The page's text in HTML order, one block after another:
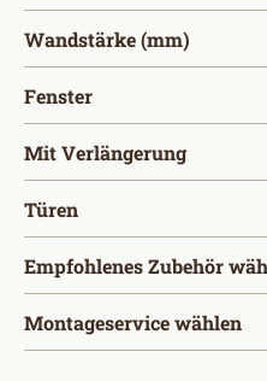
Wandstärke (mm)
Fensterauswählen
Mit Verlängerung
Türen
Empfohlenes Zubehör
Montageservice wählen